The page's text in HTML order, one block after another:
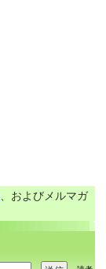
、およびメルマガ